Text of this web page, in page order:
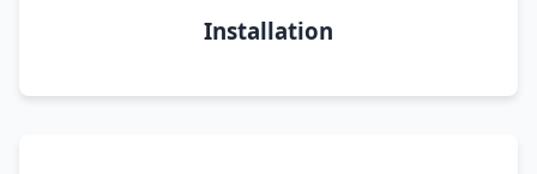
Installation